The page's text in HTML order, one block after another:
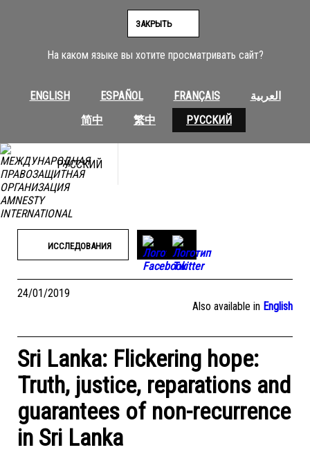
На каком языке вы хотите просматривать сайт?
ENGLISH ESPAÑOL FRANÇAIS
العربية
简中
繁中 РУССКИЙ
ЗАКРЫТЬ
РУССКИЙ
ИССЛЕДОВАНИЯ
24/01/2019
Also available in English
Sri Lanka: Flickering hope:
Truth, justice, reparations and
guarantees of non-recurrence
in Sri Lanka